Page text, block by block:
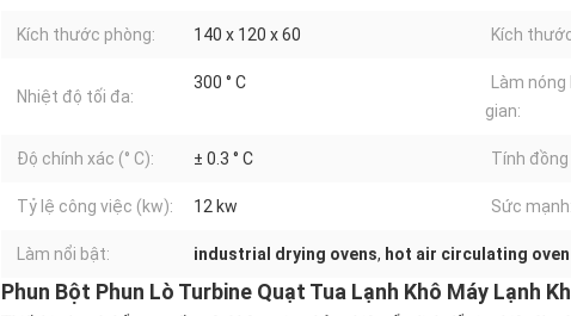
Kích thước phòng: 140 x 120 x 60 Kích
Nhiệt độ tối đa:
300 ° C
Làm
gian:
Độ chính xác (° C): ± 0.3 ° C Tính đồng
Tỷ lệ công việc (kw): 12 kw Sức mạnh:
Làm nổi bật: industrial drying ovens, hot air circulating oven
Phun Bột Phun Lò Turbine Quạt Tua Lạnh Khô Máy Lạnh